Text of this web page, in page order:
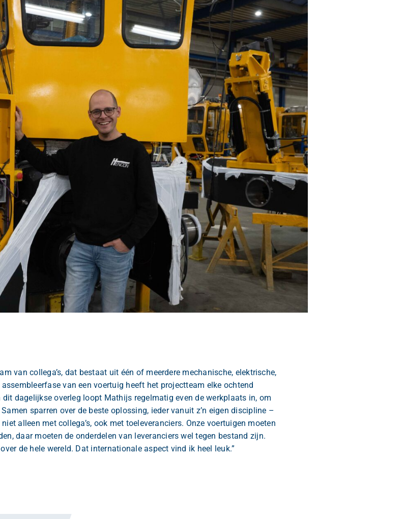
van collega’s, dat bestaat uit één of meerdere mechanische, elektrische,
van een voertuig heeft het projectteam elke ochtend
dagelijkse overleg loopt Mathijs regelmatig even de werkplaats in, om
sparren over de beste oplossing, ieder vanuit z’n eigen discipline –
alleen met collega’s, ook met toeleveranciers. Onze voertuigen moeten
daar moeten de onderdelen van leveranciers wel tegen bestand zijn.
de hele wereld. Dat internationale aspect vind ik heel leuk.”